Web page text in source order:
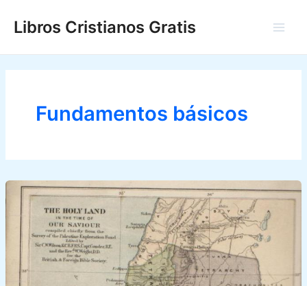
Libros Cristianos Gratis
Fundamentos básicos